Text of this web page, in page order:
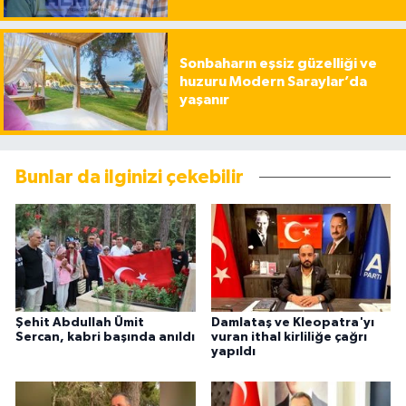
Sonbaharın eşsiz güzelliği ve
huzuru Modern Saraylar’da
yaşanır
Bunlar da ilginizi çekebilir
Şehit Abdullah Ümit
Sercan, kabri başında anıldı
Damlataş ve Kleopatra'yı
vuran ithal kirliliğe çağrı
yapıldı